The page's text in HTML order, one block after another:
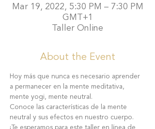
Mar 19, 2022, 5:30 PM – 7:30 PM
GMT+1
Taller Online
About the Event
Hoy más que nunca es necesario aprender
a permanecer en la mente meditativa,
mente yogi, mente neutral.
Conoce las características de la mente
neutral y sus efectos en nuestro cuerpo.
¡Te esperamos para este taller en línea de